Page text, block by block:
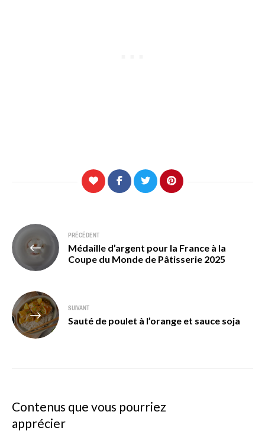
Navigation
de
l’article
PRÉCÉDENT
Médaille d’argent pour la France à la
Coupe du Monde de Pâtisserie 2025
SUIVANT
Sauté de poulet à l’orange et sauce soja
Contenus que vous pourriez
apprécier